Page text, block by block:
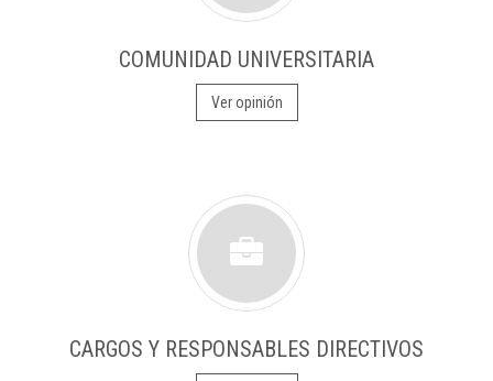
COMUNIDAD UNIVERSITARIA
Ver opinión
CARGOS Y RESPONSABLES DIRECTIVOS